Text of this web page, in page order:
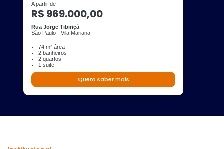
A partir de
R$ 969.000,00
Rua Jorge Tibiriçá
São Paulo - Vila Mariana
74 m² área
2 banheiros
2 quartos
1 suite
Quero saber mais